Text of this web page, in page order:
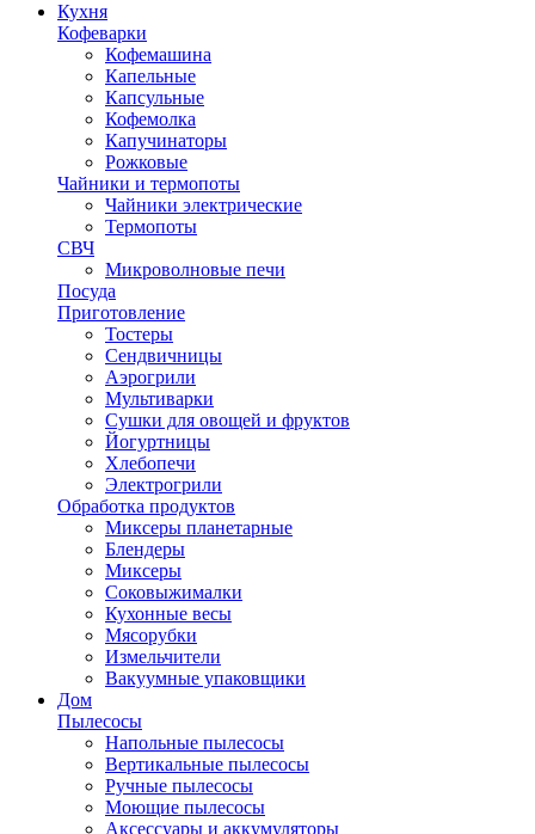
Кухня
Кофеварки
Кофемашина
Капельные
Капсульные
Кофемолка
Капучинаторы
Рожковые
Чайники и термопоты
Чайники электрические
Термопоты
СВЧ
Микроволновые печи
Посуда
Приготовление
Тостеры
Сендвичницы
Аэрогрили
Мультиварки
Сушки для овощей и фруктов
Йогуртницы
Хлебопечи
Электрогрили
Обработка продуктов
Миксеры планетарные
Блендеры
Миксеры
Соковыжималки
Кухонные весы
Мясорубки
Измельчители
Вакуумные упаковщики
Дом
Пылесосы
Напольные пылесосы
Вертикальные пылесосы
Ручные пылесосы
Моющие пылесосы
Аксессуары и аккумуляторы